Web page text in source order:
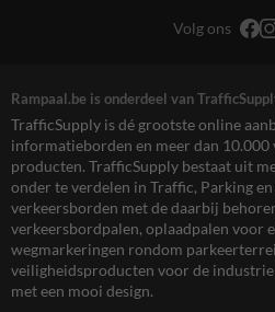
Volg ons
Rampaal.be is onderdeel van
TrafficSupply is dé grootste online
informatieborden en meer dan 10.000
producten. TrafficSupply bestaat uit
onder te verdelen in Traffic, Parking
verkeersborden met de daarbij
verkeersbordpalen, oplaadpalen voor
wegmarkeringen rondom
veiligheidsproducten voor de
met een mooi design.